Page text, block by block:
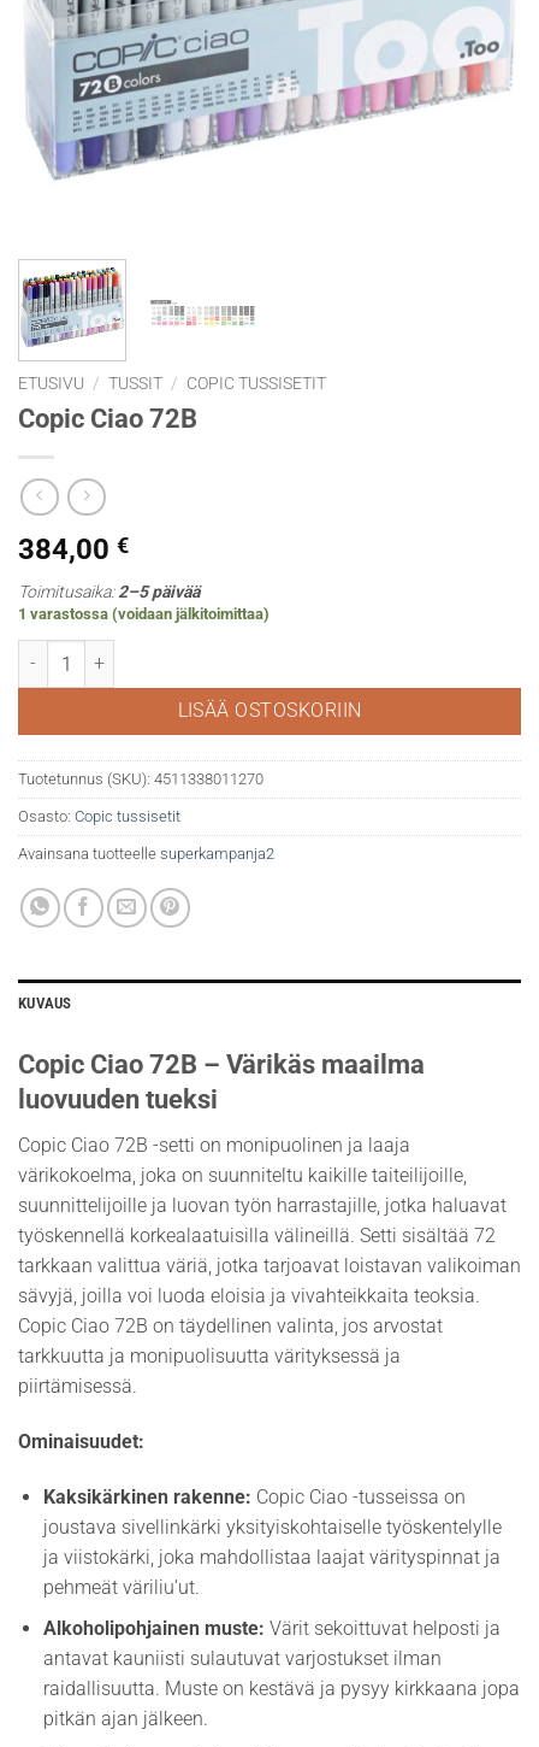
ETUSIVU / TUSSIT / COPIC TUSSISETIT
Copic Ciao 72B
384,00 €
Toimitusaika:2–5 päivää
1 varastossa (voidaan jälkitoimittaa)
Copic Ciao 72B määrä
LISÄÄ OSTOSKORIIN
Tuotetunnus (SKU): 4511338011270
Osasto: Copic tussisetit
Avainsana tuotteelle superkampanja2
KUVAUS
Copic Ciao 72B – Värikäs maailma
luovuuden tueksi
Copic Ciao 72B -setti on monipuolinen ja laaja
värikokoelma, joka on suunniteltu kaikille taiteilijoille,
suunnittelijoille ja luovan työn harrastajille, jotka haluavat
työskennellä korkealaatuisilla välineillä. Setti sisältää 72
tarkkaan valittua väriä, jotka tarjoavat loistavan valikoiman
sävyjä, joilla voi luoda eloisia ja vivahteikkaita teoksia.
Copic Ciao 72B on täydellinen valinta, jos arvostat
tarkkuutta ja monipuolisuutta värityksessä ja
piirtämisessä.
Ominaisuudet:
Kaksikärkinen rakenne: Copic Ciao -tusseissa on
joustava sivellinkärki yksityiskohtaiselle työskentelylle
ja viistokärki, joka mahdollistaa laajat värityspinnat ja
pehmeät väriliu’ut.
Alkoholipohjainen muste: Värit sekoittuvat helposti ja
antavat kauniisti sulautuvat varjostukset ilman
raidallisuutta. Muste on kestävä ja pysyy kirkkaana jopa
pitkän ajan jälkeen.